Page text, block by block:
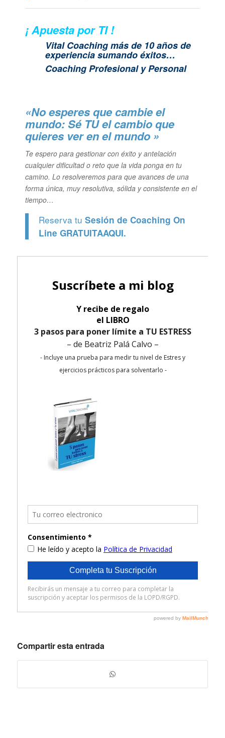
¡ Apuesta por TI !
Vital Coaching más de 10 años de
experiencia sumando éxitos…
Coaching Profesional y Personal
«No esperes que cambie el
mundo: Sé TU el cambio que
quieres ver en el mundo »
Te espero para gestionar con éxito y antelación
cualquier dificultad o reto que la vida ponga en tu
camino. Lo resolveremos para que avances de una
forma única, muy resolutiva, sólida y consistente en el
tiempo…
Reserva tu Sesión de Coaching On
Line GRATUITAAQUI.
Compartir esta entrada